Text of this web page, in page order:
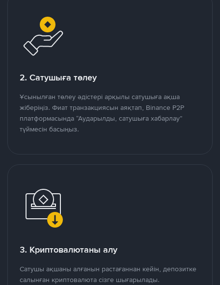
2. Сатушыға төлеу
Ұсынылған төлеу әдістері арқылы сатушыға ақша
жіберіңіз. Фиат транзакциясын аяқтап, Binance P2P
платформасында “Аударылды, сатушыға хабарлау”
түймесін басыңыз.
3. Криптовалютаны алу
Сатушы ақшаны алғанын растағаннан кейін, депозитке
салынған криптовалюта сізге шығарылады.